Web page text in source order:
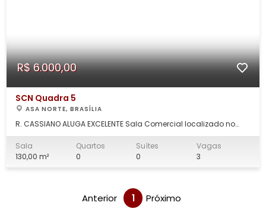
R$ 6.000,00
SCN Quadra 5
ASA NORTE, BRASÍLIA
R. CASSIANO ALUGA EXCELENTE Sala Comercial localizado no
3 escritórios, sendo 01 com sala de reunião privativa; >
Recepção; > Sala de espera; > Sala de reunião; > Copa; >
Sala
130,00 m²
Quartos
0
Suítes
0
Vagas
3
Anterior 1 Próximo